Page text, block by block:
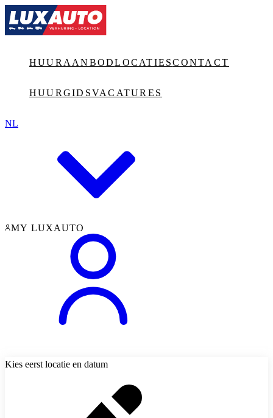
Jump to main content
HUURAANBODLOCATIESCONTACT
HUURGIDSVACATURES
NL
MY LUXAUTO
Kies eerst locatie en datum